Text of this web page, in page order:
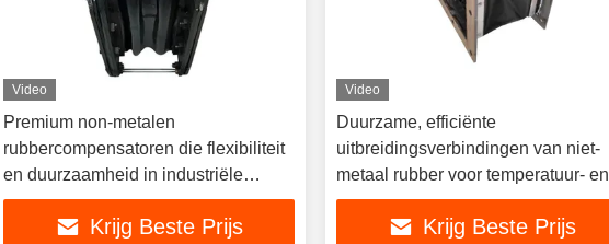
Video
Premium non-metalen
rubbercompensatoren die flexibiliteit
en duurzaamheid in industriële
leidingen garanderen
Krijg Beste Prijs
Video
Duurzame, efficiënte
uitbreidingsverbindingen van niet-
metaal rubber voor temperatuur- en
trillingscontrole
Krijg Beste Prijs